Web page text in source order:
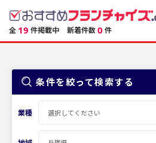
全 19 件掲載中 新着件数0 件
条件を絞って検索する
業種